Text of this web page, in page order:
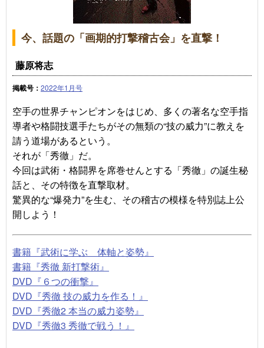
今、話題の「画期的打撃稽古会」を直撃！
藤原将志
掲載号： 2022年1月号
空手の世界チャンピオンをはじめ、多くの著名な空手指
導者や格闘技選手たちがその無類の“技の威力”に教えを
請う道場があるという。
それが「秀徹」だ。
今回は武術・格闘界を席巻せんとする「秀徹」の誕生秘
話と、その特徴を直撃取材。
驚異的な“爆発力”を生む、その稽古の模様を特別誌上公
開しよう！
書籍『武術に学ぶ 体軸と姿勢』
書籍『秀徹 新打撃術』
DVD『６つの衝撃』
DVD『秀徹 技の威力を作る！』
DVD『秀徹2 本当の威力姿勢』
DVD『秀徹3 秀徹で戦う！』